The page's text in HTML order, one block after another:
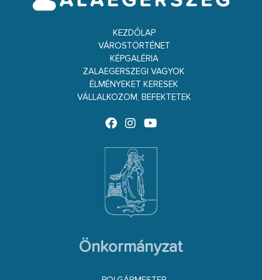
KEZDŐLAP
VÁROSTÖRTÉNET
KÉPGALÉRIA
ZALAEGERSZEGI VAGYOK
ÉLMÉNYEKET KERESEK
VÁLLALKOZOM, BEFEKTETEK
Önkormányzat